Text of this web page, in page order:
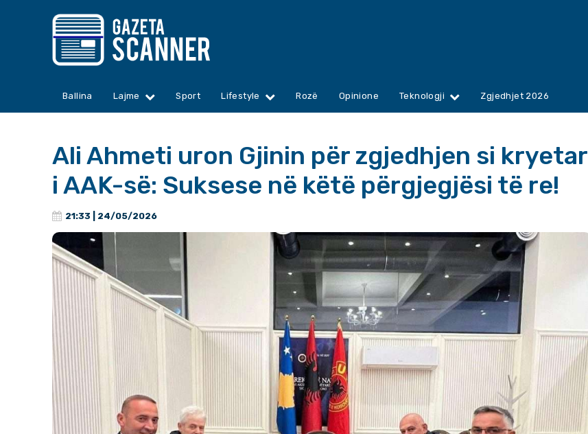
Ballina Lajme Sport Lifestyle Rozë Opinione Teknologji Zgjedhjet 2026
Ali Ahmeti uron Gjinin për zgjedhjen si kryetar
i AAK-së: Suksese në këtë përgjegjësi të re!
21:33 | 24/05/2026